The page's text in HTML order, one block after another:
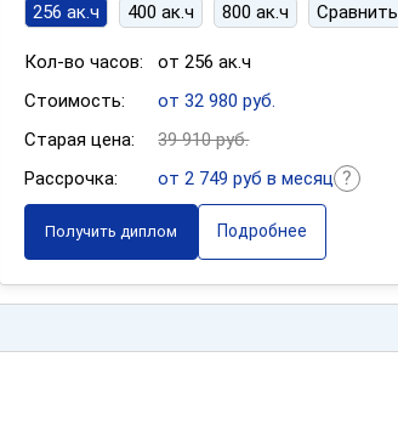
256 ак.ч 400 ак.ч 800 ак.ч Сравнить
Кол-во часов:
от 256 ак.ч
Стоимость:
от 32 980 руб.
Старая цена:
39 910 руб.
Рассрочка:
от 2 749 руб в месяц
Получить диплом Подробнее